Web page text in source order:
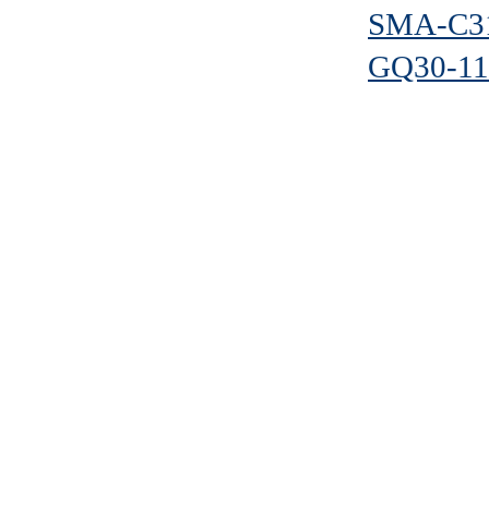
SMA-
GQ30-